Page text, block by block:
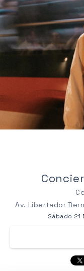
Av. Libertador
Sábado